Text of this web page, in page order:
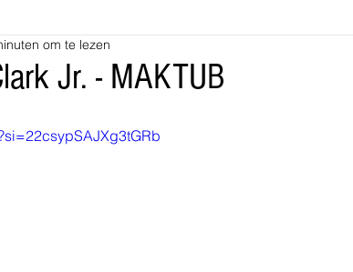
Jr. - MAKTUB
om te lezen